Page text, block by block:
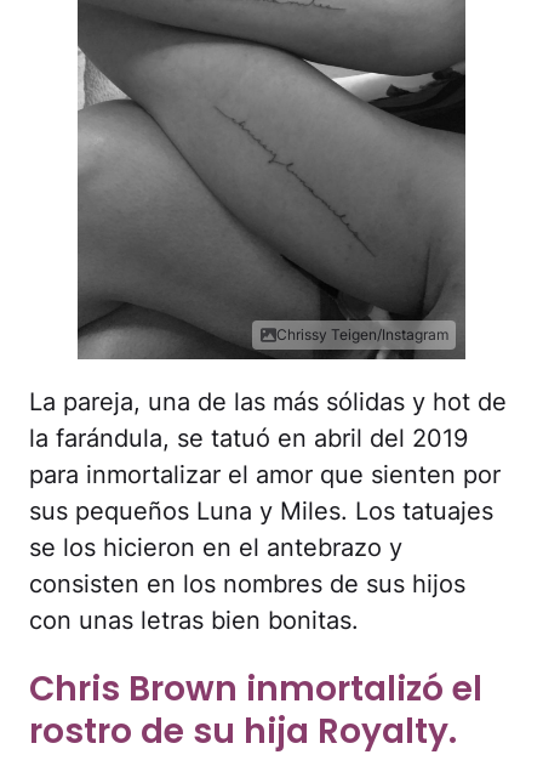
Chrissy Teigen/Instagram
La pareja, una de las más sólidas y hot de
la farándula, se tatuó en abril del 2019
para inmortalizar el amor que sienten por
sus pequeños Luna y Miles. Los tatuajes
se los hicieron en el antebrazo y
consisten en los nombres de sus hijos
con unas letras bien bonitas.
Chris Brown inmortalizó el
rostro de su hija Royalty.